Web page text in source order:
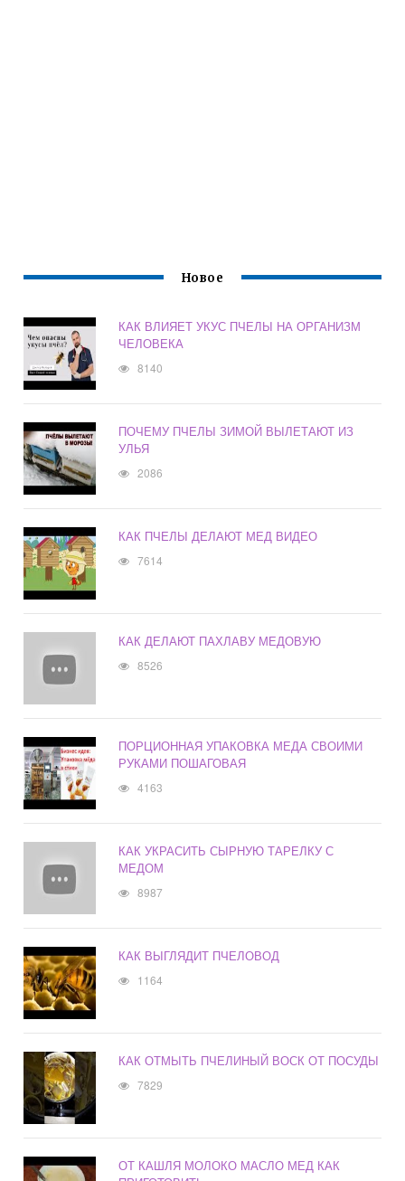
Новое
КАК ВЛИЯЕТ УКУС ПЧЕЛЫ НА ОРГАНИЗМ
ЧЕЛОВЕКА
8140
ПОЧЕМУ ПЧЕЛЫ ЗИМОЙ ВЫЛЕТАЮТ ИЗ
УЛЬЯ
2086
КАК ПЧЕЛЫ ДЕЛАЮТ МЕД ВИДЕО
7614
КАК ДЕЛАЮТ ПАХЛАВУ МЕДОВУЮ
8526
ПОРЦИОННАЯ УПАКОВКА МЕДА СВОИМИ
РУКАМИ ПОШАГОВАЯ
4163
КАК УКРАСИТЬ СЫРНУЮ ТАРЕЛКУ С
МЕДОМ
8987
КАК ВЫГЛЯДИТ ПЧЕЛОВОД
1164
КАК ОТМЫТЬ ПЧЕЛИНЫЙ ВОСК ОТ ПОСУДЫ
7829
ОТ КАШЛЯ МОЛОКО МАСЛО МЕД КАК